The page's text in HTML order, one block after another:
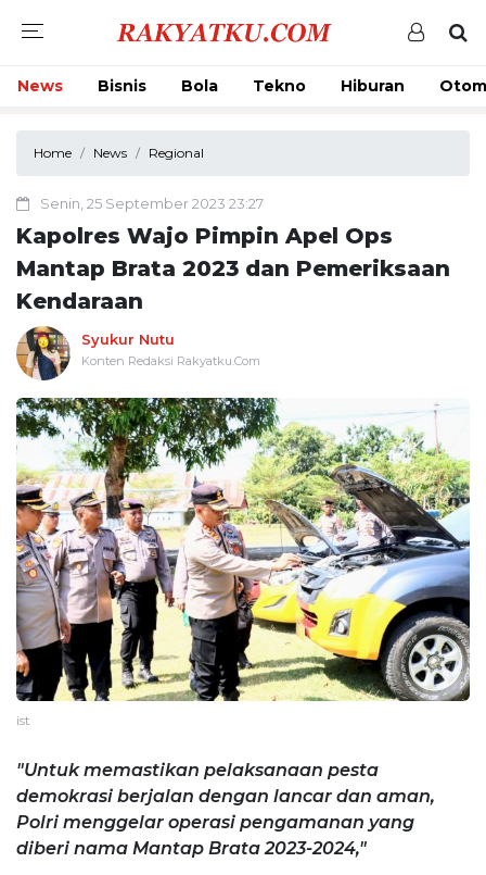
News Bisnis Bola Tekno Hiburan
Home News Regional
Senin, 25 September 2023 23:27
Kapolres Wajo Pimpin Apel Ops
Mantap Brata 2023 dan Pemeriksaan
Kendaraan
Syukur Nutu
Konten Redaksi Rakyatku.Com
ist
"Untuk memastikan pelaksanaan pesta
demokrasi berjalan dengan lancar dan aman,
Polri menggelar operasi pengamanan yang
diberi nama Mantap Brata 2023-2024,"